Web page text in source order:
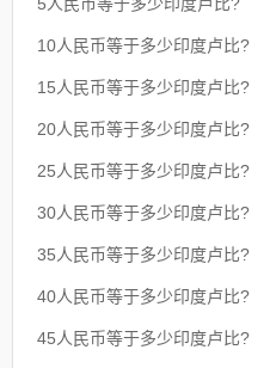
5人民币等于多少印度卢比?
10人民币等于多少印度卢比?
15人民币等于多少印度卢比?
20人民币等于多少印度卢比?
25人民币等于多少印度卢比?
30人民币等于多少印度卢比?
35人民币等于多少印度卢比?
40人民币等于多少印度卢比?
45人民币等于多少印度卢比?